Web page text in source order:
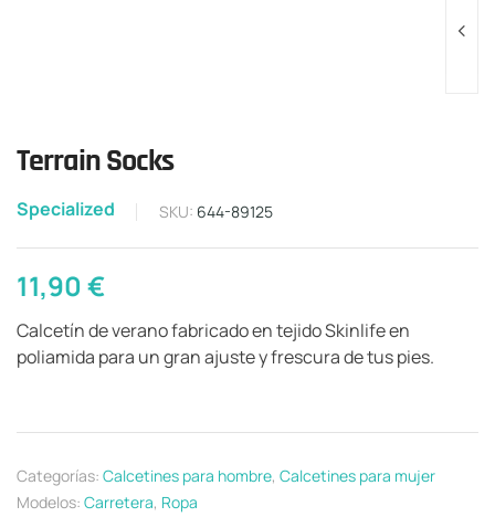
Terrain Socks
Specialized SKU: 644-89125
11,90€
Calcetín de verano fabricado en tejido Skinlife en
poliamida para un gran ajuste y frescura de tus pies.
Categorías: Calcetines para hombre, Calcetines para mujer
Modelos: Carretera, Ropa